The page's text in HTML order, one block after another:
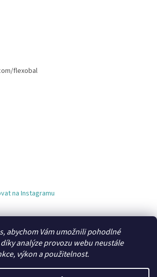
abychom Vám umožnili pohodlné
analýze provozu webu neustále
výkon a použitelnost.
flexobal
na Instagramu